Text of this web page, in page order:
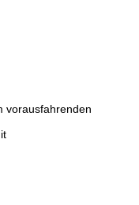
vorausfahrenden